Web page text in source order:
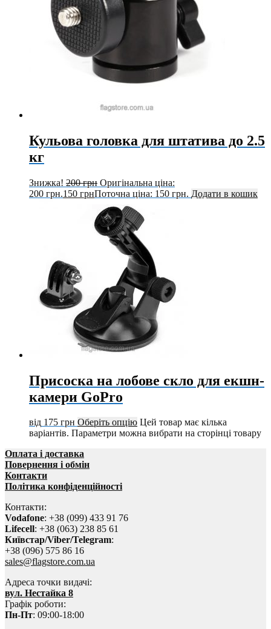
Кульова головка для штатива до 2.5
кг
Знижка! 200грн Оригінальна ціна:
200 грн.150 грнПоточна ціна: 150 грн. Додати в кошик
Присоска на лобове скло для екшн-
камери GoPro
від 175 грн Оберіть опцію Цей товар має кілька
варіантів. Параметри можна вибрати на сторінці товару
Оплата і доставка
Повернення і обмін
Контакти
Політика конфіденційності
Контакти:
Vodafone: +38 (099) 433 91 76
Lifecell: +38 (063) 238 85 61
Київстар/Viber/Telegram:
+38 (096) 575 86 16
sales@flagstore.com.ua
Адреса точки видачі:
вул. Нестайка 8
Графік роботи:
Пн-Пт: 09:00-18:00